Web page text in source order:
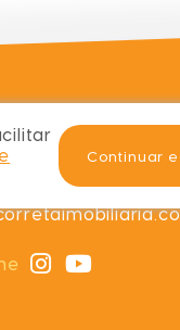
Continuar